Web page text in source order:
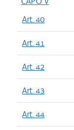
Art. 40
Art. 41
Art. 42
Art. 43
Art. 44